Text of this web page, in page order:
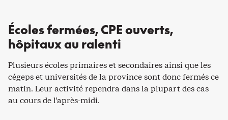
Écoles fermées, CPE ouverts,
hôpitaux au ralenti
Plusieurs écoles primaires et secondaires ainsi que les
cégeps et universités de la province sont donc fermés ce
matin. Leur activité rependra dans la plupart des cas
au cours de l’après-midi.